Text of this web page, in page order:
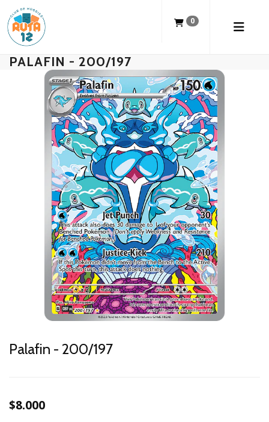
0
PALAFIN - 200/197
Palafin - 200/197
$8.000